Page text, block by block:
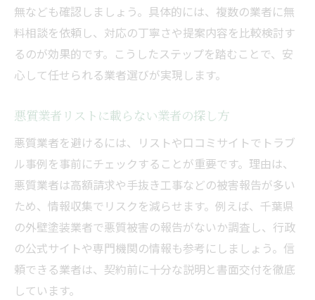
悪質業者リストを参考に口コミを分析しよ
う
外壁塗装会社一覧と評判の関連性を知る
実際の声でわかる外壁塗装の満足度とは
助成金を使った外壁塗装の費用節約テクニ
ック
千葉市で外壁塗装助成金を申請する流れと
は
外壁塗装会社選びと助成金併用のメリット
費用対効果を助成金で高める外壁塗装活用
法
無なども確認しましょう。具体的には、複数の業者に無
料相談を依頼し、対応の丁寧さや提案内容を比較検討す
るのが効果的です。こうしたステップを踏むことで、安
心して任せられる業者選びが実現します。
悪質業者リストに載らない業者の探し方
悪質業者を避けるには、リストや口コミサイトでトラブ
ル事例を事前にチェックすることが重要です。理由は、
悪質業者は高額請求や手抜き工事などの被害報告が多い
ため、情報収集でリスクを減らせます。例えば、千葉県
の外壁塗装業者で悪質被害の報告がないか調査し、行政
の公式サイトや専門機関の情報も参考にしましょう。信
頼できる業者は、契約前に十分な説明と書面交付を徹底
しています。